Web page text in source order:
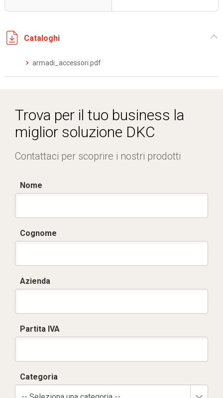
Cataloghi
armadi_accessori.pdf
Trova per il tuo business la
miglior soluzione DKC
Contattaci per scoprire i nostri prodotti
Nome
Cognome
Azienda
Partita IVA
Categoria